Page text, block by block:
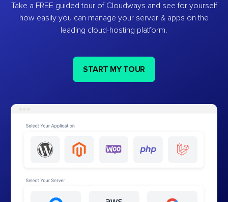
Take a FREE guided tour of Cloudways and see for yourself
how easily you can manage your server & apps on the
leading cloud-hosting platform.
START MY TOUR